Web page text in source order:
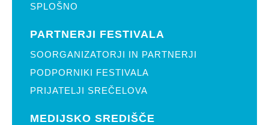
SPLOŠNO
PARTNERJI FESTIVALA
SOORGANIZATORJI IN PARTNERJI
PODPORNIKI FESTIVALA
PRIJATELJI SREČELOVA
MEDIJSKO SREDIŠČE